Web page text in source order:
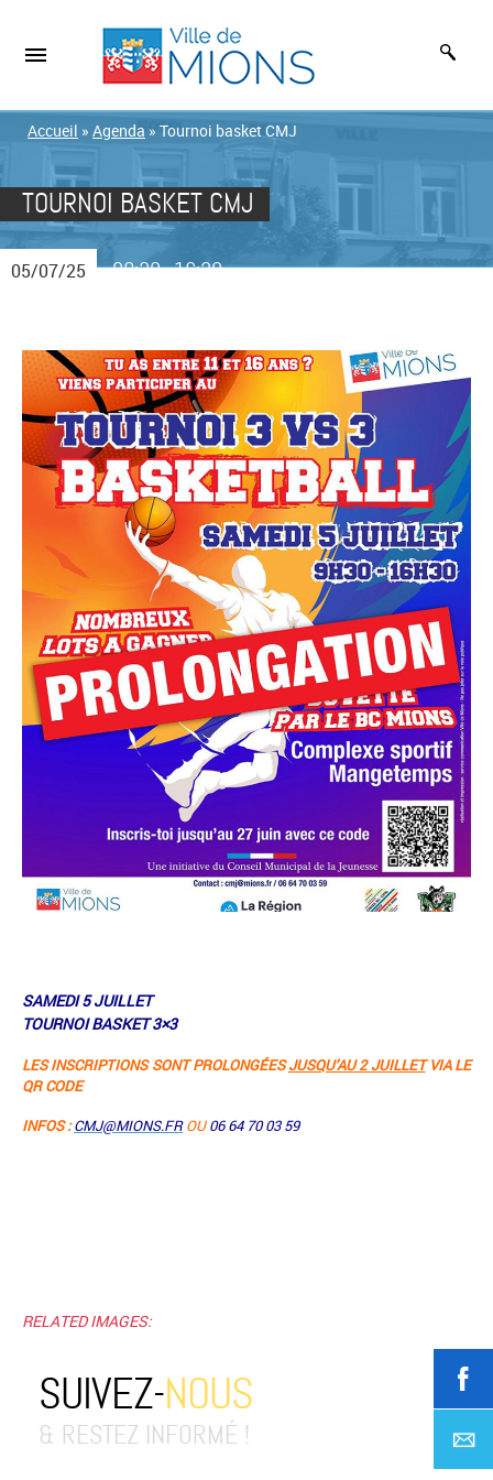
Accueil » Agenda » Tournoi basket CMJ
TOURNOI BASKET CMJ
05/07/25 09:30-16:30
SAMEDI 5 JUILLET
TOURNOI BASKET 3×3
LES INSCRIPTIONS SONT PROLONGÉESJUSQU’AU 2 JUILLETVIA LE
QR CODE
INFOS : CMJ@MIONS.FR OU 06 64 70 03 59
RELATED IMAGES:
SUIVEZ-NOUS
& RESTEZ INFORMÉ !